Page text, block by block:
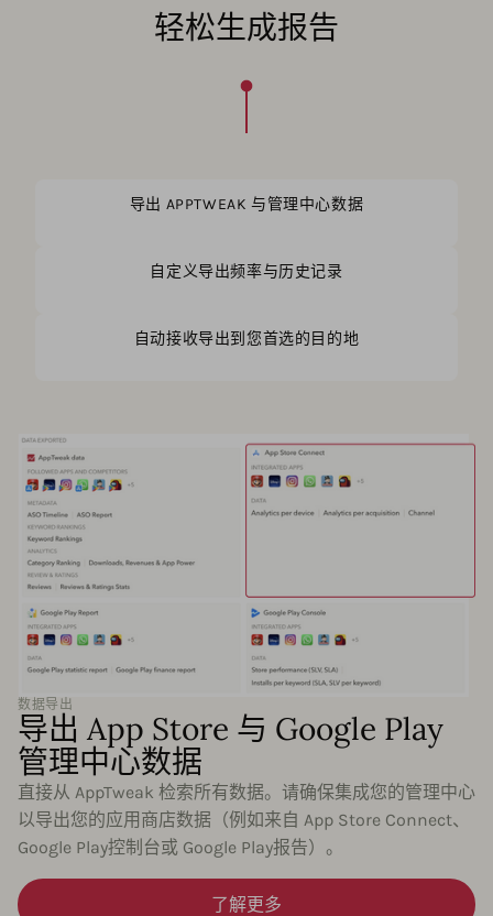
轻松生成报告
导出 APPTWEAK 与管理中心数据
自定义导出频率与历史记录
自动接收导出到您首选的目的地
数据导出
导出 App Store 与 Google Play
管理中心数据
直接从 AppTweak 检索所有数据。请确保集成您的管理中心
以导出您的应用商店数据（例如来自 App Store Connect、
Google Play控制台或 Google Play报告）。
了解更多